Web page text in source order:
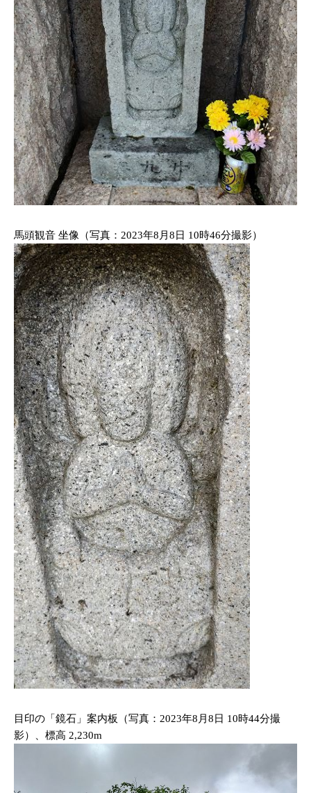
馬頭観音 坐像（写真：2023年8月8日 10時46分撮影）
目印の「鏡石」案内板（写真：2023年8月8日 10時44分撮
影）、標高 2,230m